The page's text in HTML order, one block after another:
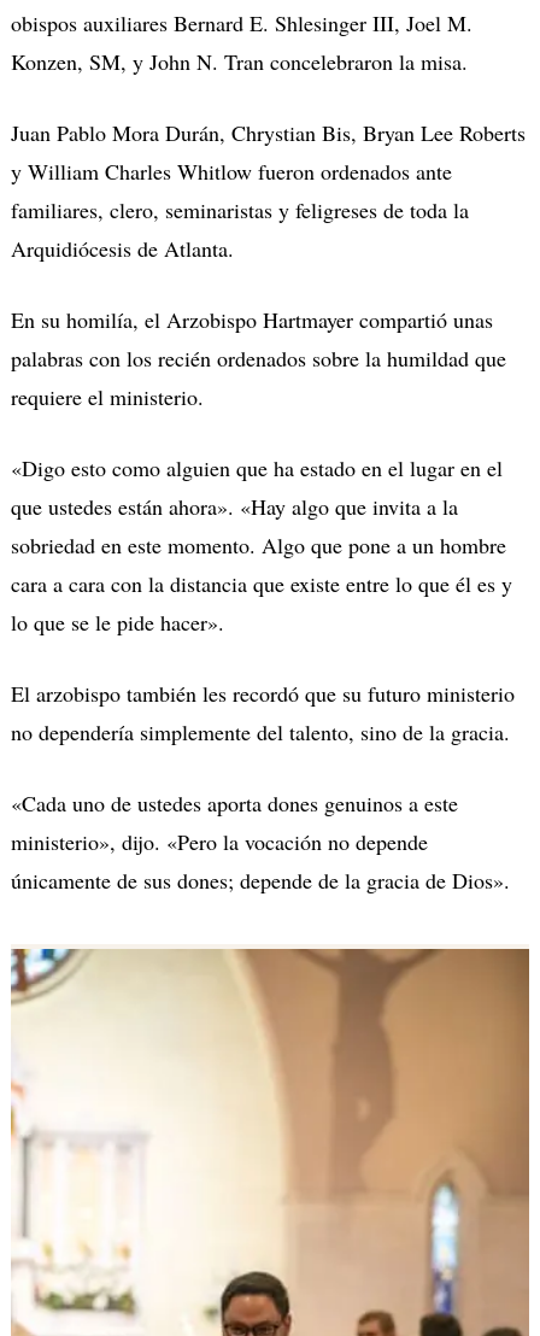
obispos auxiliares Bernard E. Shlesinger III, Joel M.
Konzen, SM, y John N. Tran concelebraron la misa.
Juan Pablo Mora Durán, Chrystian Bis, Bryan Lee Roberts
y William Charles Whitlow fueron ordenados ante
familiares, clero, seminaristas y feligreses de toda la
Arquidiócesis de Atlanta.
En su homilía, el Arzobispo Hartmayer compartió unas
palabras con los recién ordenados sobre la humildad que
requiere el ministerio.
«Digo esto como alguien que ha estado en el lugar en el
que ustedes están ahora». «Hay algo que invita a la
sobriedad en este momento. Algo que pone a un hombre
cara a cara con la distancia que existe entre lo que él es y
lo que se le pide hacer».
El arzobispo también les recordó que su futuro ministerio
no dependería simplemente del talento, sino de la gracia.
«Cada uno de ustedes aporta dones genuinos a este
ministerio», dijo. «Pero la vocación no depende
únicamente de sus dones; depende de la gracia de Dios».